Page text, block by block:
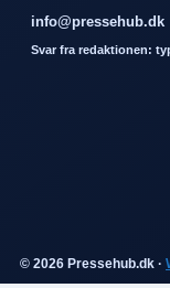
info@pressehub.dk
Svar fra redaktionen:
© 2026 Pressehub.dk ·